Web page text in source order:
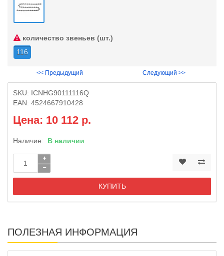
количество звеньев (шт.)
116
<< Предыдущий Следующий >>
SKU: ICNHG90111116Q
EAN: 4524667910428
Цена: 10 112 р.
Наличие: В наличии
КУПИТЬ
ПОЛЕЗНАЯ ИНФОРМАЦИЯ